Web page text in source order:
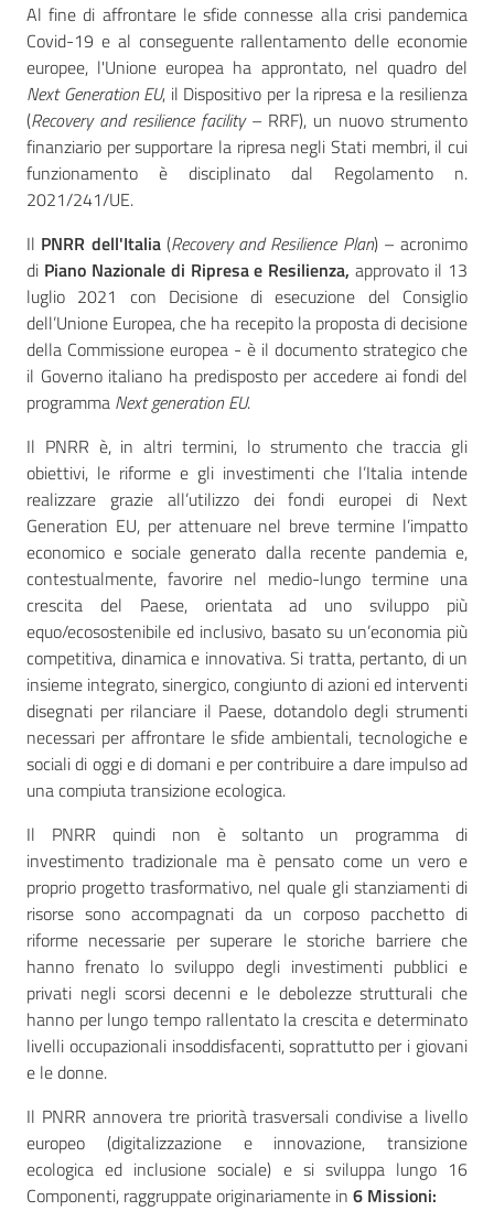
AUSL
Comunica
Carta
dei
Servizi
Dedicato
a...
Bandi
e
Concorsi
Seguici
su
Al fine di affrontare le sfide connesse alla crisi pandemica
Covid-19 e al conseguente rallentamento delle economie
europee, l'Unione europea ha approntato, nel quadro del
Next Generation EU, il Dispositivo per la ripresa e la resilienza
(Recovery and resilience facility– RRF), un nuovo strumento
finanziario per supportare la ripresa negli Stati membri, il cui
funzionamento è disciplinato dal Regolamento n.
2021/241/UE.
Il PNRR dell'Italia(Recovery and Resilience Plan) – acronimo
di Piano Nazionale di Ripresa e Resilienza,approvato il 13
luglio 2021 con Decisione di esecuzione del Consiglio
dell’Unione Europea, che ha recepito la proposta di decisione
della Commissione europea - è il documento strategico che
il Governo italiano ha predisposto per accedere ai fondi del
programma Next generation EU.
Il PNRR è, in altri termini, lo strumento che traccia gli
obiettivi, le riforme e gli investimenti che l’Italia intende
realizzare grazie all’utilizzo dei fondi europei di Next
Generation EU, per attenuare nel breve termine l’impatto
economico e sociale generato dalla recente pandemia e,
contestualmente, favorire nel medio-lungo termine una
crescita del Paese, orientata ad uno sviluppo più
equo/ecosostenibile ed inclusivo, basato su un’economia più
competitiva, dinamica e innovativa. Si tratta, pertanto, di un
insieme integrato, sinergico, congiunto di azioni ed interventi
disegnati per rilanciare il Paese, dotandolo degli strumenti
necessari per affrontare le sfide ambientali, tecnologiche e
sociali di oggi e di domani e per contribuire a dare impulso ad
una compiuta transizione ecologica.
Il PNRR quindi non è soltanto un programma di
investimento tradizionale ma è pensato come un vero e
proprio progetto trasformativo, nel quale gli stanziamenti di
risorse sono accompagnati da un corposo pacchetto di
riforme necessarie per superare le storiche barriere che
hanno frenato lo sviluppo degli investimenti pubblici e
privati negli scorsi decenni e le debolezze strutturali che
hanno per lungo tempo rallentato la crescita e determinato
livelli occupazionali insoddisfacenti, soprattutto per i giovani
e le donne.
Il PNRR annovera tre priorità trasversali condivise a livello
europeo (digitalizzazione e innovazione, transizione
ecologica ed inclusione sociale) e si sviluppa lungo 16
Componenti, raggruppate originariamente in 6 Missioni: